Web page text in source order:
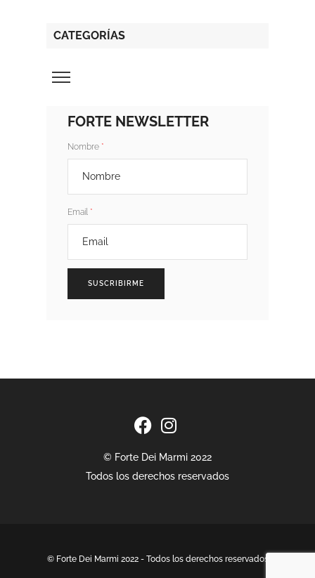
CATEGORÍAS
FORTE NEWSLETTER
Nombre
Email
SUSCRIBIRME
© Forte Dei Marmi 2022
Todos los derechos reservados
© Forte Dei Marmi 2022 - Todos los derechos reservados